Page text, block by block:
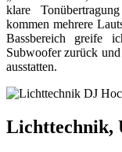
klare
kommen mehrere
Bassbereich greife
Subwoofer zurück und
ausstatten.
Lichttechnik,